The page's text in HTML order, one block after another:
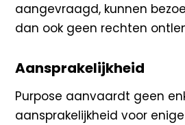
aangevraagd, kunnen
dan ook geen rechten
Aansprakelijkheid
Purpose aanvaardt geen
aansprakelijkheid voor